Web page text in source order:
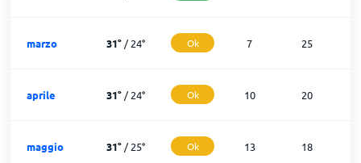
marzo 31°/24° Ok 7 25
aprile 31°/24° Ok 10 20
maggio 31°/25° Ok 13 18